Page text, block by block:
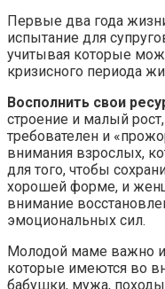
Первые два года
испытание для
учитывая которые
кризисного периода
Восполнить свои
строение и малый
требователен и
внимания взрослых,
для того, чтобы
хорошей форме, и
внимание
эмоциональных сил.
Молодой маме важно
которые имеются во
бабушки, мужа,